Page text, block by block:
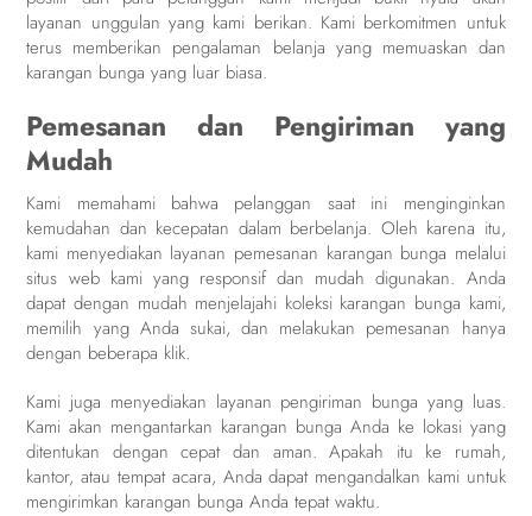
layanan unggulan yang kami berikan. Kami berkomitmen untuk
terus memberikan pengalaman belanja yang memuaskan dan
karangan bunga yang luar biasa.
Pemesanan dan Pengiriman yang
Mudah
Kami memahami bahwa pelanggan saat ini menginginkan
kemudahan dan kecepatan dalam berbelanja. Oleh karena itu,
kami menyediakan layanan pemesanan karangan bunga melalui
situs web kami yang responsif dan mudah digunakan. Anda
dapat dengan mudah menjelajahi koleksi karangan bunga kami,
memilih yang Anda sukai, dan melakukan pemesanan hanya
dengan beberapa klik.
Kami juga menyediakan layanan pengiriman bunga yang luas.
Kami akan mengantarkan karangan bunga Anda ke lokasi yang
ditentukan dengan cepat dan aman. Apakah itu ke rumah,
kantor, atau tempat acara, Anda dapat mengandalkan kami untuk
mengirimkan karangan bunga Anda tepat waktu.